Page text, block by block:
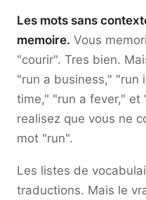
Les mots sans
memoire. Vous
"courir". Tres bien.
"run a business," "run
time," "run a fever," et
realisez que vous ne
mot "run".
Les listes de
traductions. Mais le